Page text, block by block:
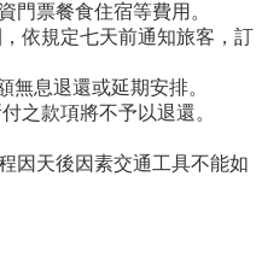
門票餐食住宿等費用。
依規定七天前通知旅客，訂
息退還或延期安排。
之款項將不予以退還。
因天後因素交通工具不能如